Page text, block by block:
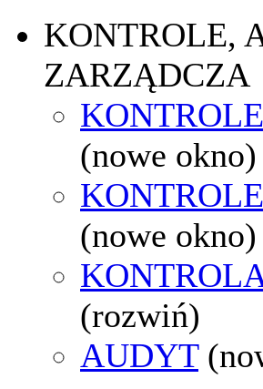
KONTROLE,
ZARZĄDCZA
(nowe okno)
(nowe okno)
(rozwiń)
AUDYT